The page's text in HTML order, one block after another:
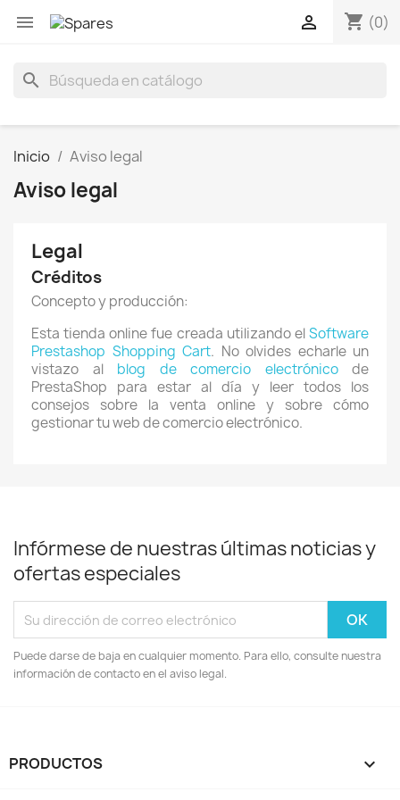
 shopping_cart (0)

search
Inicio Aviso legal
Aviso legal
Legal
Créditos
Concepto y producción:
Esta tienda online fue creada utilizando elSoftware
Prestashop Shopping Cart. No olvides echarle un
vistazo al blog de comercio electrónicode
PrestaShop para estar al día y leer todos los
consejos sobre la venta online y sobre cómo
gestionar tu web de comercio electrónico.
Infórmese de nuestras últimas noticias y
ofertas especiales
Puede darse de baja en cualquier momento. Para ello, consulte nuestra
información de contacto en el aviso legal.
PRODUCTOS 